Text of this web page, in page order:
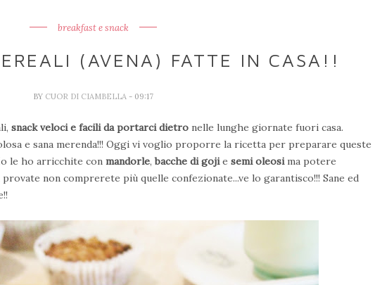
breakfast e snack
(AVENA) FATTE IN CASA!!
BY CUOR DI CIAMBELLA - 09:17
snack veloci e facili da portarci dietro nelle lunghe giornate fuori casa.
e sana merenda!!! Oggi vi voglio proporre la ricetta per preparare queste
le ho arricchite con mandorle, bacche di gojie semi oleosima potere
non comprerete più quelle confezionate...ve lo garantisco!!! Sane ed